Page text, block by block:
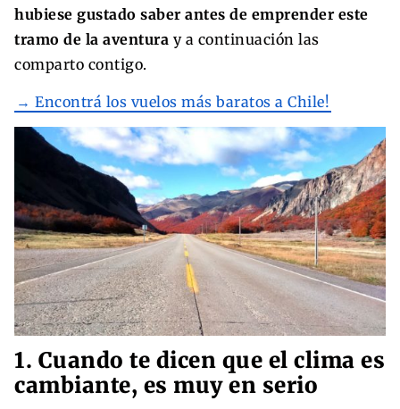
hubiese gustado saber antes de emprender este
tramo de la aventura y a continuación las
comparto contigo.
→ Encontrá los vuelos más baratos a Chile!
1. Cuando te dicen que el clima es
cambiante, es muy en serio